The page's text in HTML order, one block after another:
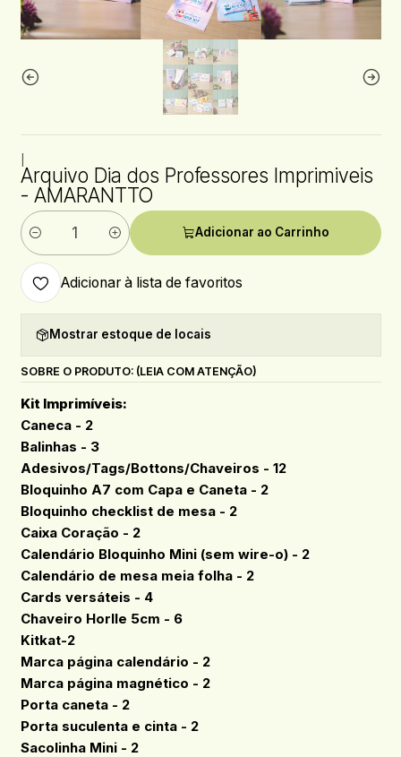
Arquivo Dia dos Professores Imprimiveis
- AMARANTTO
Quantidade
Adicionar ao Carrinho
Adicionar à lista de favoritos
Mostrar estoque de locais
SOBRE O PRODUTO: (LEIA COM ATENÇÃO)
Kit Imprimíveis:
Caneca - 2
Balinhas - 3
Adesivos/Tags/Bottons/Chaveiros - 12
Bloquinho A7 com Capa e Caneta - 2
Bloquinho checklist de mesa - 2
Caixa Coração - 2
Calendário Bloquinho Mini (sem wire-o) - 2
Calendário de mesa meia folha - 2
Cards versáteis - 4
Chaveiro Horlle 5cm - 6
Kitkat-2
Marca página calendário - 2
Marca página magnético - 2
Porta caneta - 2
Porta suculenta e cinta - 2
Sacolinha Mini - 2